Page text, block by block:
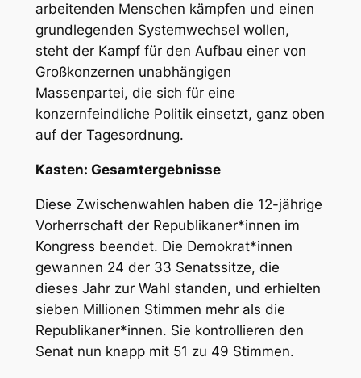
arbeitenden Menschen kämpfen und einen
grundlegenden Systemwechsel wollen,
steht der Kampf für den Aufbau einer von
Großkonzernen unabhängigen
Massenpartei, die sich für eine
konzernfeindliche Politik einsetzt, ganz oben
auf der Tagesordnung.
Kasten: Gesamtergebnisse
Diese Zwischenwahlen haben die 12-jährige
Vorherrschaft der Republikaner*innen im
Kongress beendet. Die Demokrat*innen
gewannen 24 der 33 Senatssitze, die
dieses Jahr zur Wahl standen, und erhielten
sieben Millionen Stimmen mehr als die
Republikaner*innen. Sie kontrollieren den
Senat nun knapp mit 51 zu 49 Stimmen.